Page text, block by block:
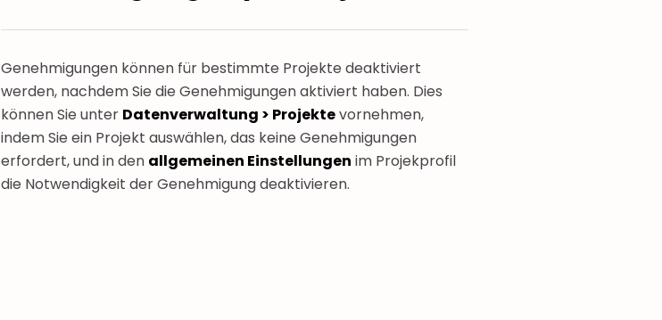
Genehmigungen können für bestimmte Projekte deaktiviert
werden, nachdem Sie die Genehmigungen aktiviert haben. Dies
können Sie unter Datenverwaltung > Projektevornehmen,
indem Sie ein Projekt auswählen, das keine Genehmigungen
erfordert, und in den allgemeinen Einstellungen im Projekprofil
die Notwendigkeit der Genehmigung deaktivieren.